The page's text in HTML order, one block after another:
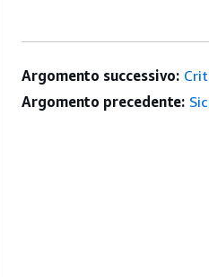
Argomento successivo:
Argomento precedente: